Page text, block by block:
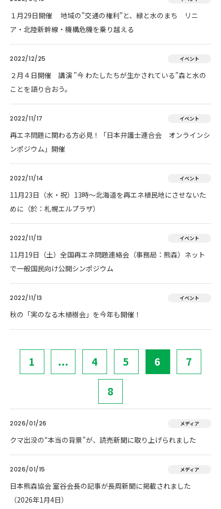
１月29日開催 地域の”交通の権利”と、緑と水のまち リニ
ア・北陸新幹線・機構危機を乗り越える
2022/12/25 イベント
２月４日開催 講演 ”今 わたしたちが生かされている”森と水の
ことを語り合おう。
2022/11/17 イベント
再エネ問題に関わる方必見！「日本弁護士連合会 オンラインシ
ンポジウム」開催
2022/11/14 イベント
11月23日（水・祝）13時～北海道を再エネ植民地にさせないた
めに（於：札幌エルプラザ）
2022/11/13 イベント
11月19日（土）全国再エネ問題連絡会（事務局：熊森）ネット
で一般国民向け公開シンポジウム
2022/11/13 イベント
秋の「実のなる木植樹会」を今年も開催！
1 ... 4 5 6 7
8
2026/01/26 メディア
クマ出没の“本当の背景”が、読売新聞に取り上げられました
2026/01/15 メディア
日本熊森協会 室谷会長の記事が長周新聞に掲載されました
（2026年1月4日）